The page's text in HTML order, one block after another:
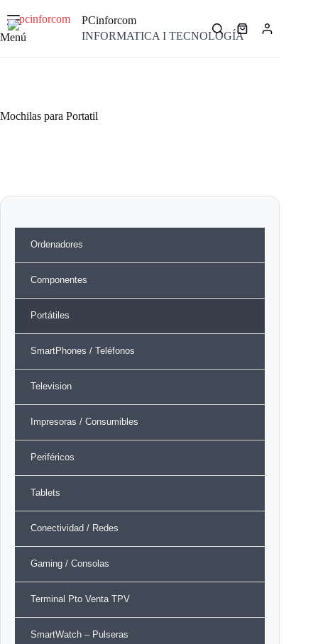
contenido
Menú
PCinforcom
INFORMATICA I TECNOLOGÍACarro
compra
Mochilas para Portatil
Ordenadores
Componentes
Portátiles
SmartPhones / Teléfonos
Television
Impresoras / Consumibles
Periféricos
Tablets
Conectividad / Redes
Gaming / Consolas
Terminal Pto Venta TPV
SmartWatch – Pulseras